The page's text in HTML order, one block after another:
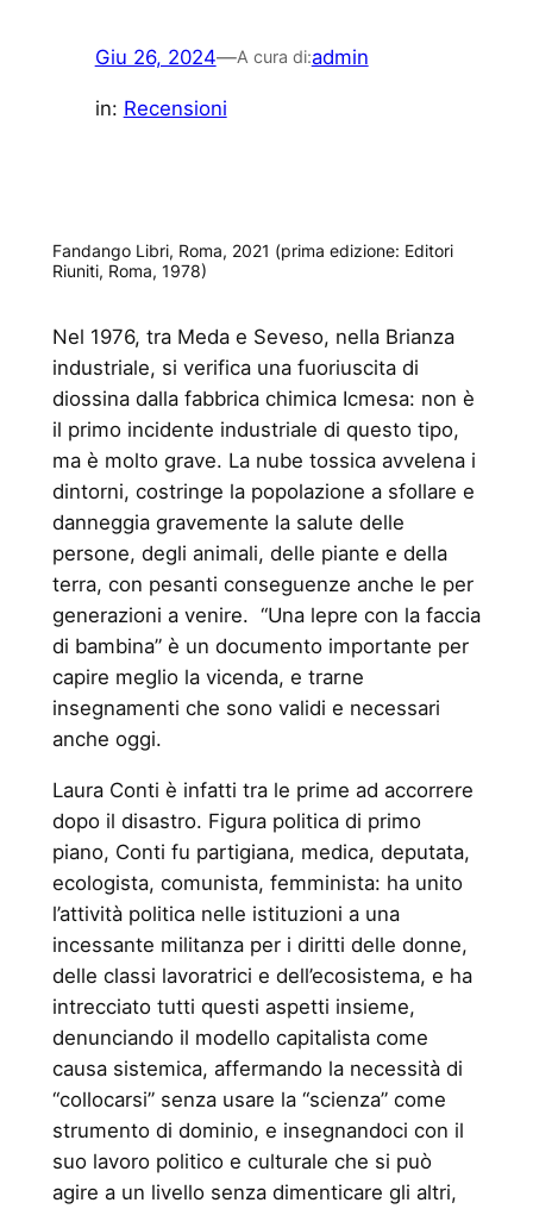
Giu 26, 2024—A cura di:admin
in: Recensioni
Fandango Libri, Roma, 2021 (prima edizione: Editori
Riuniti, Roma, 1978)
Nel 1976, tra Meda e Seveso, nella Brianza
industriale, si verifica una fuoriuscita di
diossina dalla fabbrica chimica Icmesa: non è
il primo incidente industriale di questo tipo,
ma è molto grave. La nube tossica avvelena i
dintorni, costringe la popolazione a sfollare e
danneggia gravemente la salute delle
persone, degli animali, delle piante e della
terra, con pesanti conseguenze anche le per
generazioni a venire. “Una lepre con la faccia
di bambina” è un documento importante per
capire meglio la vicenda, e trarne
insegnamenti che sono validi e necessari
anche oggi.
Laura Conti è infatti tra le prime ad accorrere
dopo il disastro. Figura politica di primo
piano, Conti fu partigiana, medica, deputata,
ecologista, comunista, femminista: ha unito
l’attività politica nelle istituzioni a una
incessante militanza per i diritti delle donne,
delle classi lavoratrici e dell’ecosistema, e ha
intrecciato tutti questi aspetti insieme,
denunciando il modello capitalista come
causa sistemica, affermando la necessità di
“collocarsi” senza usare la “scienza” come
strumento di dominio, e insegnandoci con il
suo lavoro politico e culturale che si può
agire a un livello senza dimenticare gli altri,